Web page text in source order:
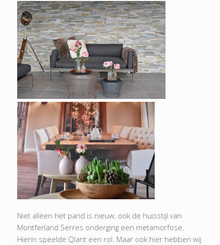
Niet alleen het pand is nieuw, ook de huisstijl van
Montferland Serres onderging een metamorfose.
Hierin speelde Qlant een rol. Maar ook hier hebben wij